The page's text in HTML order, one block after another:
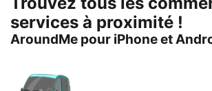
Trouvez tous les
services à proximité !
AroundMe pour iPhone et